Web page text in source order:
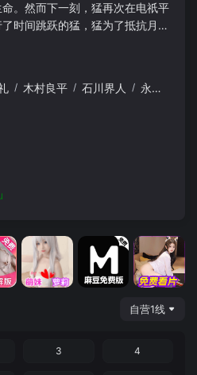
。然而下一刻，猛再次在电祇平
时间跳跃的猛，猛为了抵抗月宫
/ 木村良平 / 石川界人 / 永濑安奈
自营1线
3 4